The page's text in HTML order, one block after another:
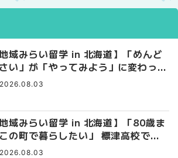
地域みらい留学 in 北海道】「めんど
い」が「やってみよう」に変わっ
十勝の風に吹かれて走る、僕の泥
2026.08.03
地域みらい留学 in 北海道】「80歳ま
の町で暮らしたい」 標津高校で踏
した、私らしい生き方
2026.08.03